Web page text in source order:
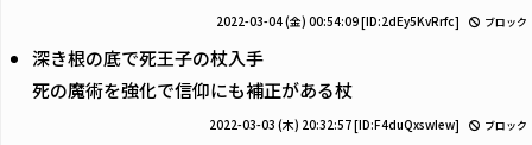
2022-03-04 (金) 00:54:09[ID:2dEy5KvRrfc] ブロック
深き根の底で死王子の杖入手
死の魔術を強化で信仰にも補正がある杖
2022-03-03 (木) 20:32:57[ID:F4duQxswIew] ブロック